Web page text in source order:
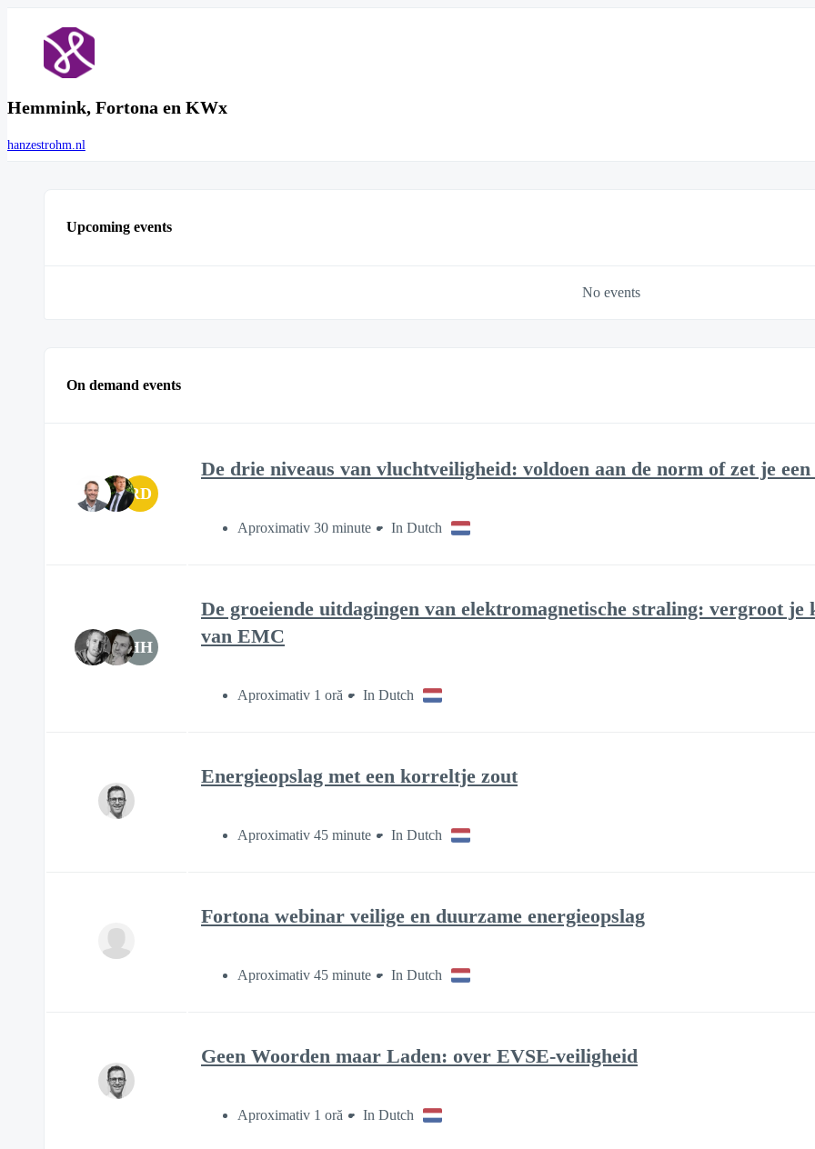
Hemmink, Fortona en KWx
hanzestrohm.nl
Upcoming events
No events
On demand events
RD
De drie niveaus van vluchtveiligheid: voldoen aan de norm of zet je
Aproximativ 30 minute In Dutch
HH
De groeiende uitdagingen van elektromagnetische straling: vergroot je
van EMC
Aproximativ 1 oră In Dutch
Energieopslag met een korreltje zout
Aproximativ 45 minute In Dutch
Fortona webinar veilige en duurzame energieopslag
Aproximativ 45 minute In Dutch
Geen Woorden maar Laden: over EVSE-veiligheid
Aproximativ 1 oră In Dutch